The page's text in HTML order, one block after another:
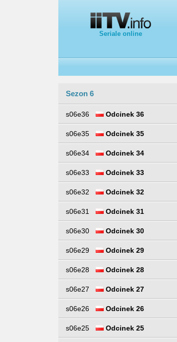
Seriale online
Sezon 6
s06e36 Odcinek 36
s06e35 Odcinek 35
s06e34 Odcinek 34
s06e33 Odcinek 33
s06e32 Odcinek 32
s06e31 Odcinek 31
s06e30 Odcinek 30
s06e29 Odcinek 29
s06e28 Odcinek 28
s06e27 Odcinek 27
s06e26 Odcinek 26
s06e25 Odcinek 25